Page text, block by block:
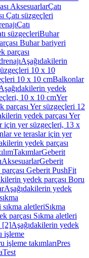
AksesuarlarÇatı
Çatı süzgeçleri
Çatı
süzgeçleriBuhar
Buhar bariyeri
parçası
Aşağıdakilerin
10 x 10
10 x 10 cmBalkonlar
yedek
10 x 10 cmYer
parçası Yer süzgeçleri 12
yedek parçası Yer
için yer süzgeçleri, 13 x
ve teraslar için yer
yedek parçası
TakımlarGeberit
AksesuarlarGeberit
Geberit PushFit
yedek parçası Boru
Aşağıdakilerin yedek
aletleriSıkma
parçası Sıkma aletleri
[2]Aşağıdakilerin yedek
işleme
işleme takımlarıPres
Test